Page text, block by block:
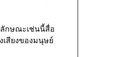
ลักษณะเช่นนี้สื่อ
เสียงของมนุษย์